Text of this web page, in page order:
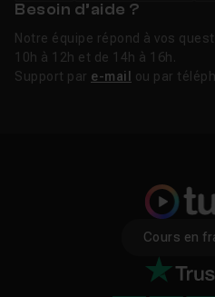
Besoin d’aide ?
Notre équipe répond à vos
10h à 12h et de 14h à 16h.
Support par e-mail ou par
Cours en